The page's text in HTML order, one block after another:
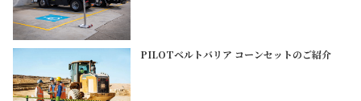
PILOTベルトバリア コーンセットのご紹介